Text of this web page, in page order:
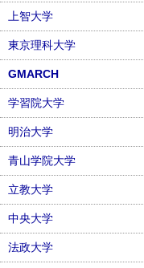
上智大学
東京理科大学
GMARCH
学習院大学
明治大学
青山学院大学
立教大学
中央大学
法政大学